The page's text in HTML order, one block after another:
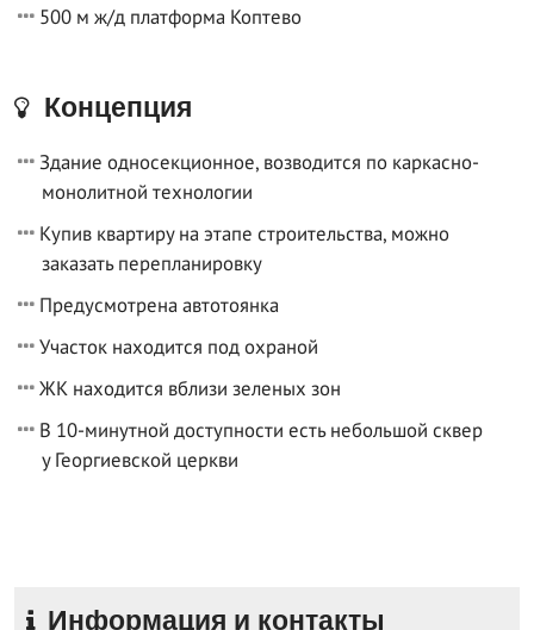
500 м ж/д платформа Коптево
Концепция
Здание односекционное, возводится по каркасно-
монолитной технологии
Купив квартиру на этапе строительства, можно
заказать перепланировку
Предусмотрена автотоянка
Участок находится под охраной
ЖК находится вблизи зеленых зон
В 10-минутной доступности есть небольшой сквер
у Георгиевской церкви
Информация и контакты